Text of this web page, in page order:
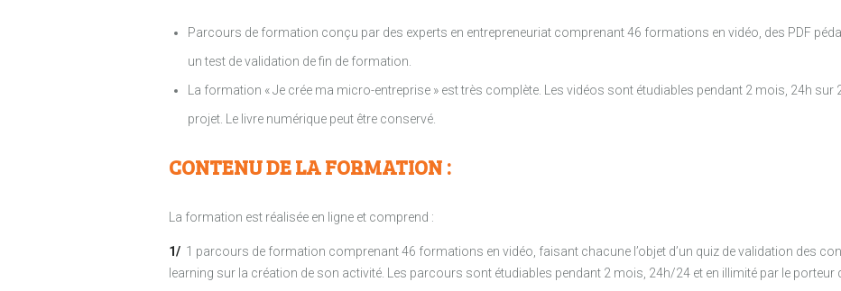
Parcours de formation conçu par des experts en entrepreneuriat comprenant 46 formations en vidéo, des PDF
un test de validation de fin de formation.
La formation « Je crée ma micro-entreprise » est très complète. Les vidéos sont étudiables pendant 2 mois, 24h sur
projet. Le livre numérique peut être conservé.
CONTENU DE LA FORMATION :
La formation est réalisée en ligne et comprend :
1/ 1 parcours de formation comprenant 46 formations en vidéo, faisant chacune l’objet d’un quiz de validation des
learning sur la création de son activité. Les parcours sont étudiables pendant 2 mois, 24h/24 et en illimité par le porteur